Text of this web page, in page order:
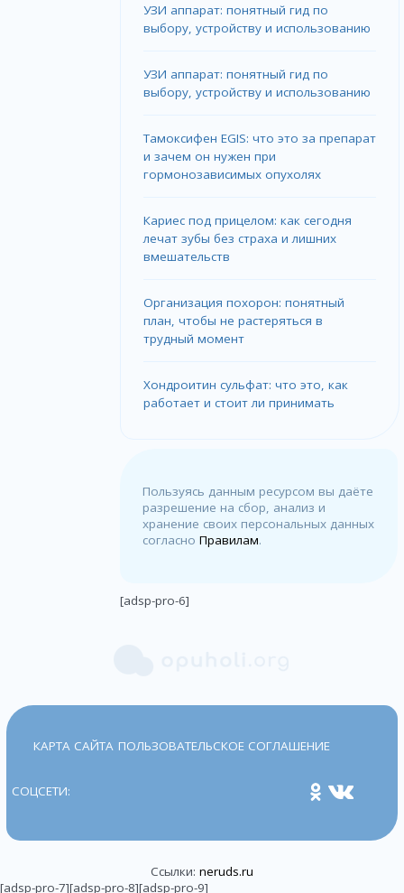
УЗИ аппарат: понятный гид по
выбору, устройству и использованию
УЗИ аппарат: понятный гид по
выбору, устройству и использованию
Тамоксифен EGIS: что это за препарат
и зачем он нужен при
гормонозависимых опухолях
Кариес под прицелом: как сегодня
лечат зубы без страха и лишних
вмешательств
Организация похорон: понятный
план, чтобы не растеряться в
трудный момент
Хондроитин сульфат: что это, как
работает и стоит ли принимать
Пользуясь данным ресурсом вы даёте
разрешение на сбор, анализ и
хранение своих персональных данных
согласноПравилам.
[adsp-pro-6]
КАРТА САЙТА ПОЛЬЗОВАТЕЛЬСКОЕ СОГЛАШЕНИЕ
СОЦСЕТИ:
Ссылки: neruds.ru
[adsp-pro-7][adsp-pro-8][adsp-pro-9]